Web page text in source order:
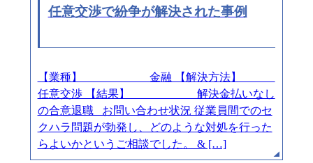
任意交渉で紛争が解決された事例
【業種】 金融 【解決方法】
任意交渉 【結果】 解決金払いなし
の合意退職 お問い合わせ状況 従業員間でのセ
クハラ問題が勃発し、どのような対処を行った
らよいかというご相談でした。 & […]